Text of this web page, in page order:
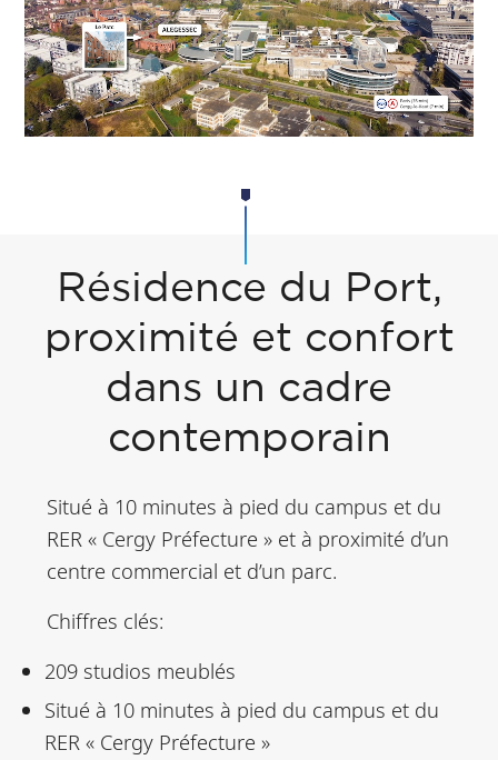
Résidence du Port,
proximité et confort
dans un cadre
contemporain
Situé à 10 minutes à pied du campus et du
RER « Cergy Préfecture » et à proximité d’un
centre commercial et d’un parc.
Chiffres clés:
209 studios meublés
Situé à 10 minutes à pied du campus et du
RER « Cergy Préfecture »